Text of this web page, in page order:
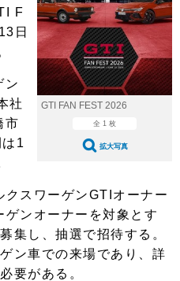
愛車 File
ストップ！不具合修理＆粗悪修理
洗車
コーティング
防錆
カーメーカー「旧車」関連プロジェ
クト
プロショップ検索
インタビュー
イベントレポート
GTI FAN FEST 2026
全 1 枚
拡大写真
F
日
ン
社
市
1
クスワーゲンGTIオーナー
ゲンオーナーを対象とす
集し、抽選で招待する。
ン車での来場であり、詳
要がある。